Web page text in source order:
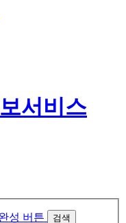
검색